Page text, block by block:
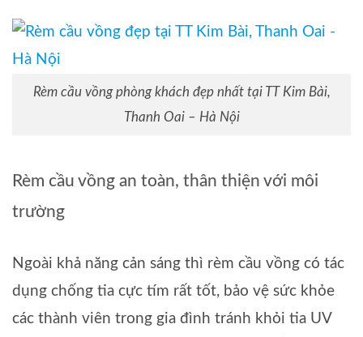
Rèm cầu vồng phòng khách đẹp nhất tại TT Kim Bài,
Thanh Oai – Hà Nội
Rèm cầu vồng an toàn, thân thiện với môi
trường
Ngoài khả năng cản sáng thì rèm cầu vồng có tác
dụng chống tia cực tím rất tốt, bảo vệ sức khỏe
các thành viên trong gia đình tránh khỏi tia UV